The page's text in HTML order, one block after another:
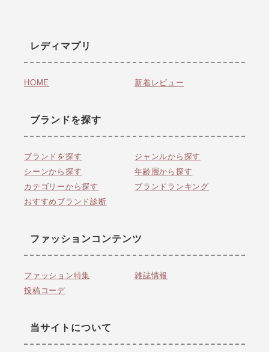
レディマプリ
HOME 新着レビュー
ブランドを探す
ブランドを探す
ジャンルから探す
シーンから探す
年齢層から探す
カテゴリーから探す
ブランドランキング
おすすめブランド診断
ファッションコンテンツ
ファッション特集
雑誌情報
投稿コーデ
当サイトについて